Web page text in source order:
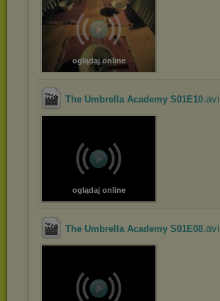
oglądaj online
The Umbrella Academy S01E10.avi
oglądaj online
The Umbrella Academy S01E08.avi